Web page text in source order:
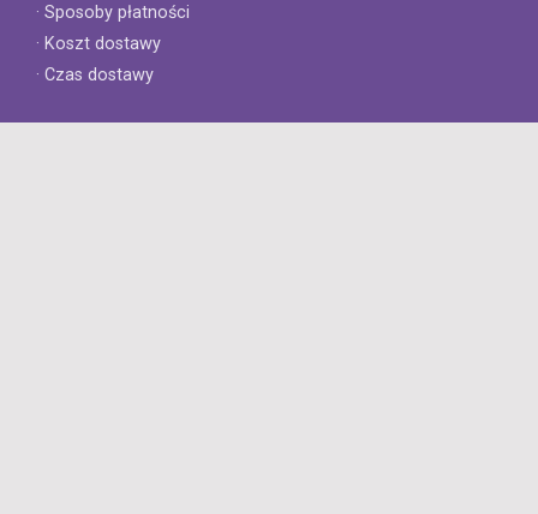
· Sposoby płatności
· Koszt dostawy
· Czas dostawy